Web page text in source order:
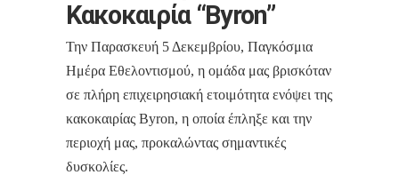
Κακοκαιρία “Byron”
Την Παρασκευή 5 Δεκεμβρίου, Παγκόσμια
Ημέρα Εθελοντισμού, η ομάδα μας βρισκόταν
σε πλήρη επιχειρησιακή ετοιμότητα ενόψει της
κακοκαιρίας Byron, η οποία έπληξε και την
περιοχή μας, προκαλώντας σημαντικές
δυσκολίες.